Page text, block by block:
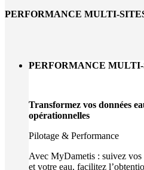
PERFORMANCE MULTI-
PERFORMANCE
Transformez vos données
opérationnelles
Pilotage & Performance
Avec MyDametis : suivez
et votre eau, facilitez